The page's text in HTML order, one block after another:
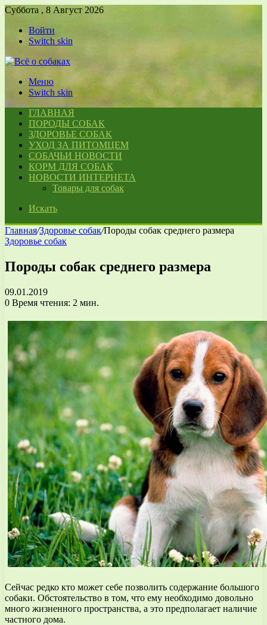
Суббота , 8 Август 2026
Войти
Switch skin
Меню
Switch skin
ГЛАВНАЯ
ПОРОДЫ СОБАК
ЗДОРОВЬЕ СОБАК
УХОД ЗА ПИТОМЦЕМ
СОБАЧЬИ НОВОСТИ
КОРМ ДЛЯ СОБАК
НОВОСТИ ИНТЕРНЕТА
Товары для собак
Искать
Главная/Здоровье собак/Породы собак среднего размера
Здоровье собак
Породы собак среднего размера
09.01.2019
0 Время чтения: 2 мин.
Сейчас редко кто может себе позволить содержание большого
собаки. Обстоятельство в том, что ему необходимо довольно
много жизненного пространства, а это предполагает наличие
частного дома.